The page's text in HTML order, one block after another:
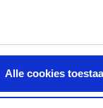
Alle cookies